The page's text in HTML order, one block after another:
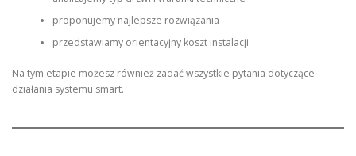
proponujemy najlepsze rozwiązania
przedstawiamy orientacyjny koszt instalacji
Na tym etapie możesz również zadać wszystkie pytania dotyczące
działania systemu smart.